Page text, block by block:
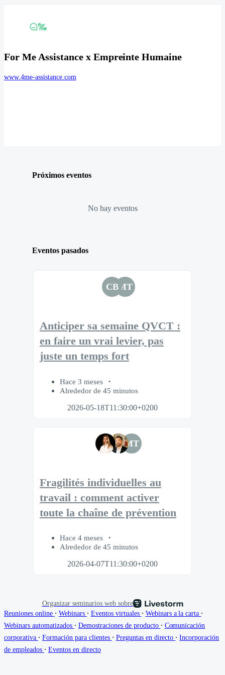
For Me Assistance x Empreinte Humaine
www.4me-assistance.com
Próximos eventos
No hay eventos
Eventos pasados
CBMT
Anticiper sa semaine QVCT :
en faire un vrai levier, pas
juste un temps fort
Hace 3 meses
Alrededor de 45 minutos
2026-05-18T11:30:00+0200
MT
Fragilités individuelles au
travail : comment activer
toute la chaîne de prévention
Hace 4 meses
Alrededor de 45 minutos
2026-04-07T11:30:00+0200
Organizar seminarios web sobre
Reuniones online ∙ Webinars ∙ Eventos virtuales ∙ Webinars a la carta ∙
Webinars automatizados ∙ Demostraciones de producto ∙ Comunicación
corporativa ∙ Formación para clientes ∙ Preguntas en directo ∙ Incorporación
de empleados ∙ Eventos en directo